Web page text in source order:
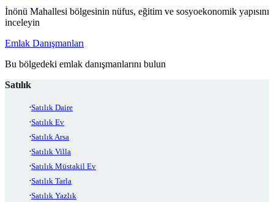
İnönü Mahallesi bölgesinin nüfus, eğitim ve sosyoekonomik yapısını
inceleyin
Emlak Danışmanları
Bu bölgedeki emlak danışmanlarını bulun
Satılık
Satılık Daire
Satılık Ev
Satılık Arsa
Satılık Villa
Satılık Müstakil Ev
Satılık Tarla
Satılık Yazlık